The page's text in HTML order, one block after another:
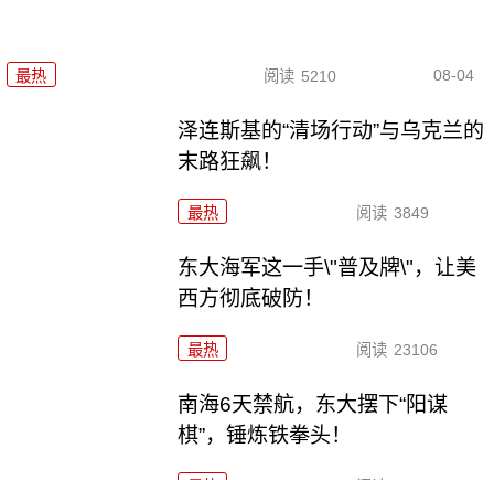
最热 阅读 5210 08-04
泽连斯基的“清场行动”与乌克兰的
末路狂飙！
最热 阅读 3849
东大海军这一手\"普及牌\"，让美
西方彻底破防！
最热 阅读 23106
南海6天禁航，东大摆下“阳谋
棋”，锤炼铁拳头！